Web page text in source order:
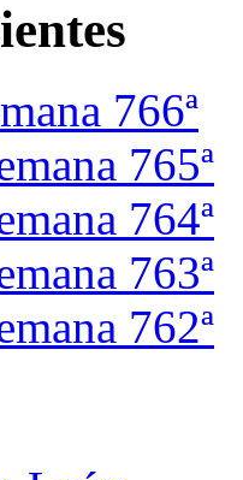
766ª
765ª
764ª
763ª
762ª